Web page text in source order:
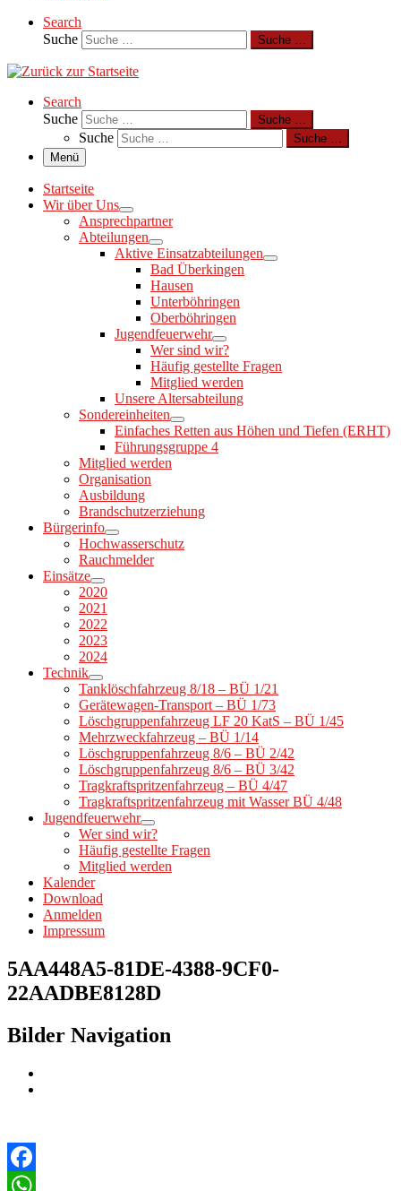
Search
Suche
Suche …
Search
Suche
Suche …
Suche
Suche …
Menü
Startseite
Wir über Uns
Ansprechpartner
Abteilungen
Aktive Einsatzabteilungen
Bad Überkingen
Hausen
Unterböhringen
Oberböhringen
Jugendfeuerwehr
Wer sind wir?
Häufig gestellte Fragen
Mitglied werden
Unsere Altersabteilung
Sondereinheiten
Einfaches Retten aus Höhen und Tiefen (ERHT)
Führungsgruppe 4
Mitglied werden
Organisation
Ausbildung
Brandschutzerziehung
Bürgerinfo
Hochwasserschutz
Rauchmelder
Einsätze
2020
2021
2022
2023
2024
Technik
Tanklöschfahrzeug 8/18 – BÜ 1/21
Gerätewagen-Transport – BÜ 1/73
Löschgruppenfahrzeug LF 20 KatS – BÜ 1/45
Mehrzweckfahrzeug – BÜ 1/14
Löschgruppenfahrzeug 8/6 – BÜ 2/42
Löschgruppenfahrzeug 8/6 – BÜ 3/42
Tragkraftspritzenfahrzeug – BÜ 4/47
Tragkraftspritzenfahrzeug mit Wasser BÜ 4/48
Jugendfeuerwehr
Wer sind wir?
Häufig gestellte Fragen
Mitglied werden
Kalender
Download
Anmelden
Impressum
5AA448A5-81DE-4388-9CF0-
22AADBE8128D
Bilder Navigation
Facebook